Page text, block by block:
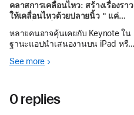
คลาสการเคลื่อนไหว: สร้างเรื่องราว
ให้เคลื่อนไหวด้วยปลายนิ้ว " แค่
หลายคนอาจคุ้นเคยกับ Keynote ใน
ฐานะแอปนำเสนองานบน iPad หรือ
อนิเมชันที่ทรงพลัง และสามารถนำ
ระดับชั้น ในโลกการศึกษายุคใหม่
See more
0 replies